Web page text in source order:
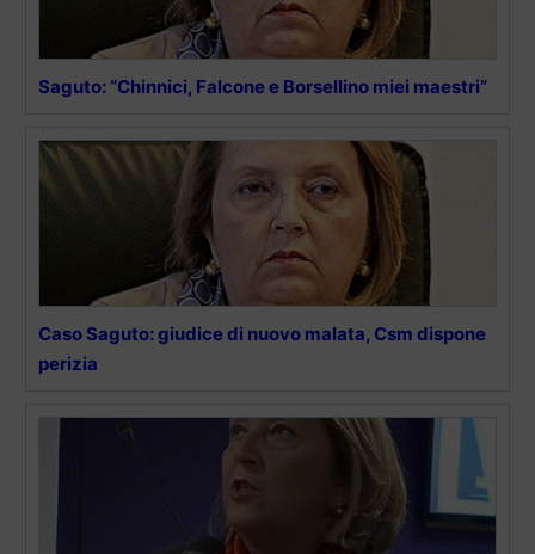
Saguto: “Chinnici, Falcone e Borsellino miei maestri”
Caso Saguto: giudice di nuovo malata, Csm dispone
perizia